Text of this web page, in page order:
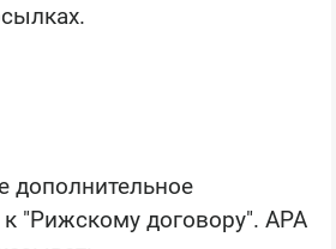
дополнительное
"Рижскому договору". АРА